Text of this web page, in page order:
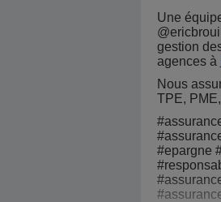
Une
gestion
agences à
Nous
TPE,
#epargne